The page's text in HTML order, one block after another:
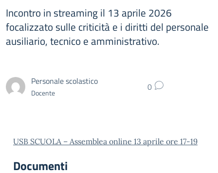
Incontro in streaming il 13 aprile 2026
focalizzato sulle criticità e i diritti del personale
ausiliario, tecnico e amministrativo.
Personale scolastico
Docente 0
USB SCUOLA – Assemblea online 13 aprile ore 17-19
Documenti